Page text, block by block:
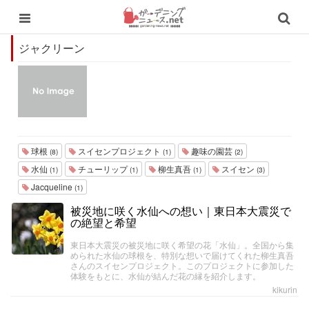
ジャクリーン
球根 (8) スイセンプロジェクト (1) 趣味の園芸 (2)
水仙 (1) チューリップ(1) 柳生真吾 (1) スイセン (3)
Jacqueline (1)
被災地に咲く水仙への想い｜東日本大震災で
の絶望と希望
東日本大震災の被災地に咲く希望の花「水仙」。全国から集
められた水仙の球根を、特別な想いで届けてくれた柳生真吾
さんのスイセンプロジェクト。このプロジェクトに参加した
体験をもとに、水仙が結んだ花の縁を紹介します。
kikurin